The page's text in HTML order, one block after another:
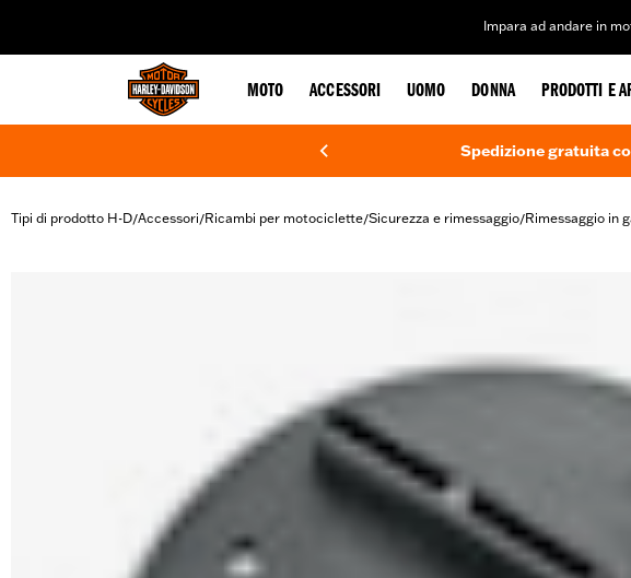
Impara ad andare in
MOTO ACCESSORI UOMO DONNA PRODOTTI E
Spedizione gratuita
Tipi di prodotto H-D/Accessori/Ricambi per motociclette/Sicurezza e rimessaggio/Rimessaggio in